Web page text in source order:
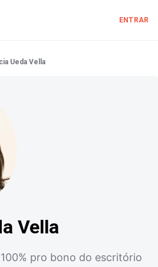
ENTRAR
Ueda Vella
Vella
pro bono do escritório